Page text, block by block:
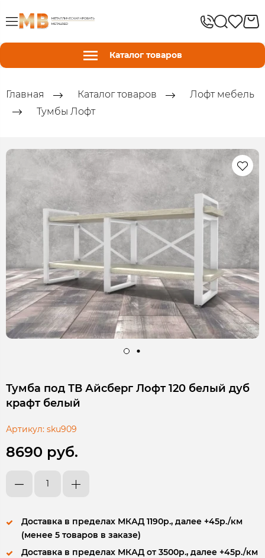
Каталог товаров
Главная Каталог товаров
Лофт мебель
Тумбы Лофт
Тумба под ТВ Айсберг Лофт 120 белый дуб
крафт белый
Артикул: sku909
8690 руб.
Доставка в пределах МКАД 1190р., далее +45р./км
(менее 5 товаров в заказе)
Доставка в пределах МКАД от 3500р., далее +45р./км